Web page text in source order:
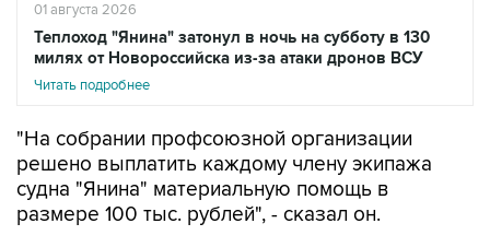
01 августа 2026
Теплоход "Янина" затонул в ночь на субботу в 130
милях от Новороссийска из-за атаки дронов ВСУ
Читать подробнее
"На собрании профсоюзной организации
решено выплатить каждому члену экипажа
судна "Янина" материальную помощь в
размере 100 тыс. рублей", - сказал он.